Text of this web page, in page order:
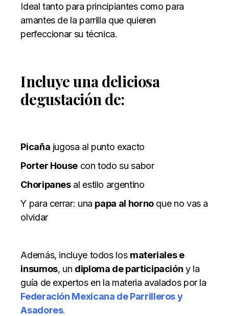
Ideal tanto para principiantes como para
amantes de la parrilla que quieren
perfeccionar su técnica.
Incluye una deliciosa
degustación de:
Picaña jugosa al punto exacto
Porter House con todo su sabor
Choripanesal estilo argentino
Y para cerrar: una papa al hornoque no vas a
olvidar
Además, incluye todos los materiales e
insumos, un diploma de participación y la
guía de expertos en la materia avalados por la
Federación Mexicana de Parrilleros y
Asadores.